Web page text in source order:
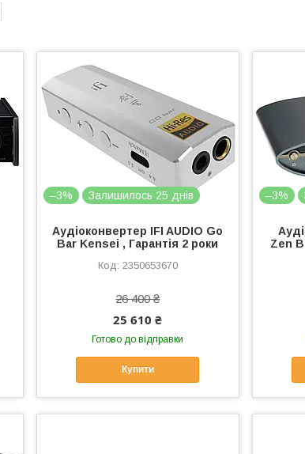
–3% Залишилось 25 днів
Аудіоконвертер IFI AUDIO Go
Bar Kensei , Гарантія 2 роки
2350653670
26 400 ₴
25 610 ₴
Готово до відправки
Купити
–3%
Zen